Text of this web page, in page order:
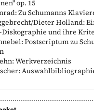
op. 15
Zu Schumanns
Dieter Holland:
Diskographie und ihre
Postscriptum zu
Werkverzeichnis